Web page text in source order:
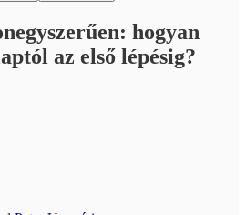
hogyan
az első lépésig?